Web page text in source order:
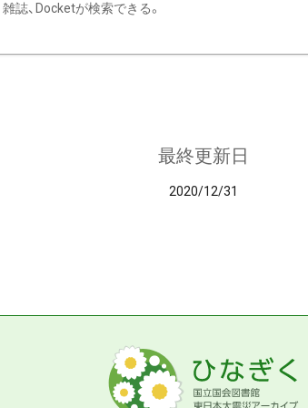
雑誌、Docketが検索できる。
最終更新日
2020/12/31